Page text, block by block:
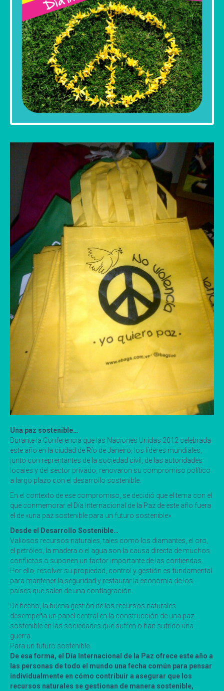
Una paz sostenible…
Durante la Conferencia que las Naciones Unidas 2012 celebrada
este año en la ciudad de Río de Janeiro, los líderes mundiales,
junto con reprentantes de la sociedad civil, de las autoridades
locales y del sector privado, renovaron su compromiso político
a largo plazo con el desarrollo sostenible.
En el contexto de ese compromiso, se decidió que el tema con el
que conmemorar el Día Internacional de la Paz de este año fuera
el de «una paz sostenible para un futuro sostenible».
Desde el Desarrollo Sostenible…
Valiosos recursos naturales, tales como los diamantes, el oro,
el petróleo, la madera o el agua son la causa directa de muchos
conflictos o suponen un factor importante de las contiendas.
Por ello, resolver su propiedad, control y gestión es fundamental
para mantener la seguridad y restaurar la economía de los
países que salen de una conflagración.
De hecho, la buena gestión de los recursos naturales
desempeña un papel central en la construcción de una paz
sostenible en las sociedades que sufren o han sufrido una
guerra.
Para un futuro sostenible
De esa forma, el Día Internacional de la Paz ofrece este año a
las personas de todo el mundo una fecha común para pensar
individualmente en cómo contribuir a asegurar que los
recursos naturales se gestionan de manera sostenible,